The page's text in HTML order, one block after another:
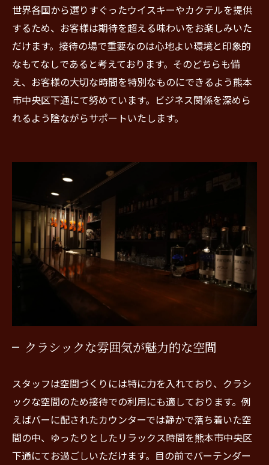
世界各国から選りすぐったウイスキーやカクテルを提供
するため、お客様は期待を超える味わいをお楽しみいた
だけます。接待の場で重要なのは心地よい環境と印象的
なもてなしであると考えております。そのどちらも備
え、お客様の大切な時間を特別なものにできるよう熊本
市中央区下通にて努めています。ビジネス関係を深めら
れるよう陰ながらサポートいたします。
クラシックな雰囲気が魅力的な空間
スタッフは空間づくりには特に力を入れており、クラシ
ックな空間のため接待での利用にも適しております。例
えばバーに配されたカウンターでは静かで落ち着いた空
間の中、ゆったりとしたリラックス時間を熊本市中央区
下通にてお過ごしいただけます。目の前でバーテンダー